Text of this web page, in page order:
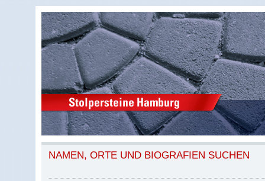
NAMEN, ORTE UND BIOGRAFIEN SUCHEN